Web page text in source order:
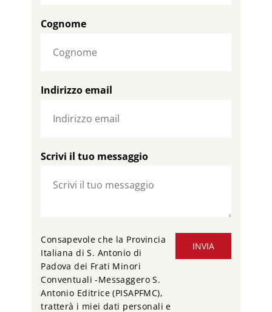
Cognome
Indirizzo email
Scrivi il tuo messaggio
INVIA
Consapevole che la Provincia
Italiana di S. Antonio di
Padova dei Frati Minori
Conventuali -Messaggero S.
Antonio Editrice (PISAPFMC),
tratterà i miei dati personali e